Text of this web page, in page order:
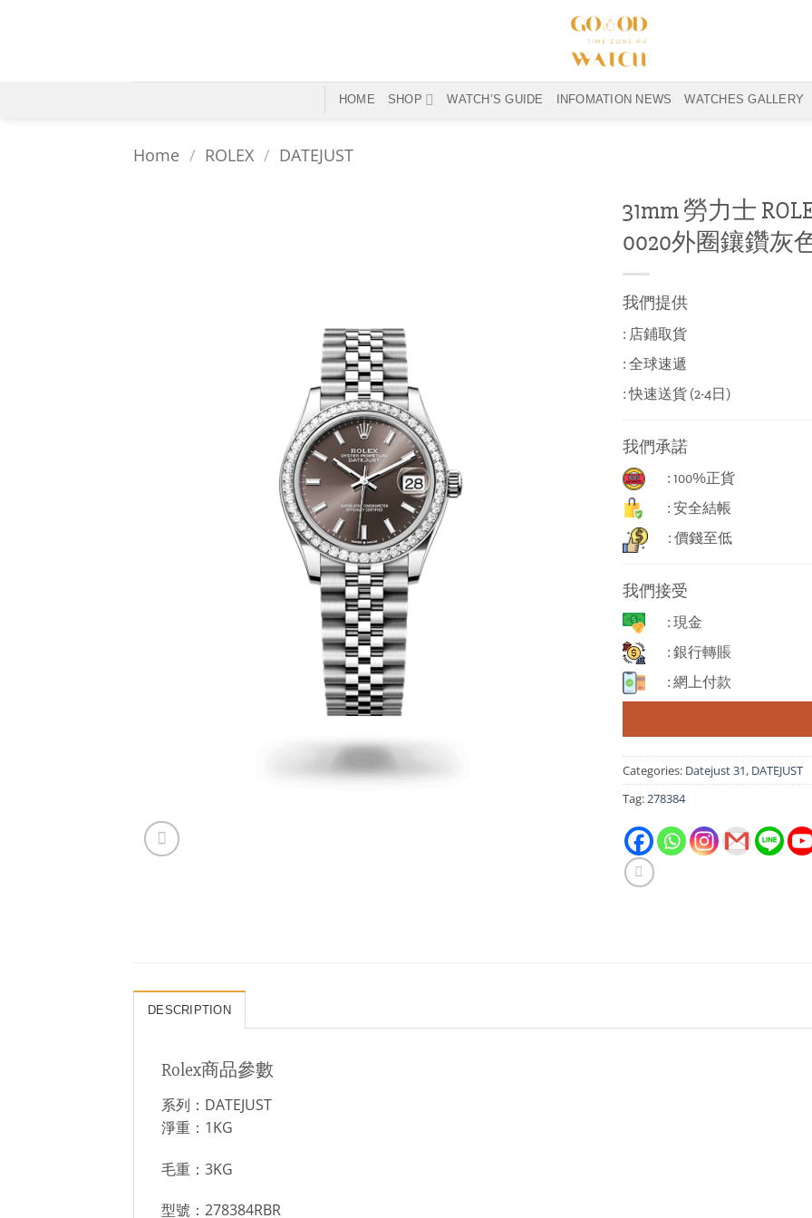
HOME SHOP WATCH’S GUIDE INFOMATION NEWS WATCHES GALLERY
Home / ROLEX / DATEJUST
31mm 勞力士
0020外圈鑲鑽灰
我們提供
: 店鋪取貨
: 全球速遞
: 快速送貨 (2-4日)
我們承諾
: 100%正貨
: 安全結帳
: 價錢至低
我們接受
: 現金
: 銀行轉賬
: 網上付款
Categories: Datejust 31, DATEJUST
Tag:278384
DESCRIPTION
Rolex商品參數
系列：DATEJUST
淨重：1KG
毛重：3KG
型號：278384RBR